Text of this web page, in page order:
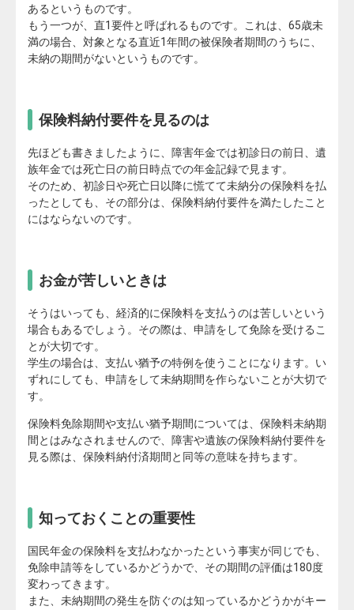
あるというものです。
もう一つが、直1要件と呼ばれるものです。これは、65歳未
満の場合、対象となる直近1年間の被保険者期間のうちに、
未納の期間がないというものです。
保険料納付要件を見るのは
先ほども書きましたように、障害年金では初診日の前日、遺
族年金では死亡日の前日時点での年金記録で見ます。
そのため、初診日や死亡日以降に慌てて未納分の保険料を払
ったとしても、その部分は、保険料納付要件を満たしたこと
にはならないのです。
お金が苦しいときは
そうはいっても、経済的に保険料を支払うのは苦しいという
場合もあるでしょう。その際は、申請をして免除を受けるこ
とが大切です。
学生の場合は、支払い猶予の特例を使うことになります。い
ずれにしても、申請をして未納期間を作らないことが大切で
す。
保険料免除期間や支払い猶予期間については、保険料未納期
間とはみなされませんので、障害や遺族の保険料納付要件を
見る際は、保険料納付済期間と同等の意味を持ちます。
知っておくことの重要性
国民年金の保険料を支払わなかったという事実が同じでも、
免除申請等をしているかどうかで、その期間の評価は180度
変わってきます。
また、未納期間の発生を防ぐのは知っているかどうかがキー